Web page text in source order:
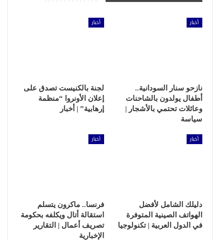
أخبار
نازحو سنار السودانية..
أطفال يولدون بالشاحنات
وعائلات تحتمي بالأشجار |
سياسة
أخبار
لجنة بالكنيست تصدق على
إعلان الأونروا “منظمة
إرهابية” | أخبار
أخبار
دليلك الشامل لأفضل
الهواتف الصينية المتوفرة
في الدول العربية | تكنولوجيا
أخبار
فرنسا.. ماكرون يتسلم
استقالة أتال ويكلفه بحكومة
تصريف أعمال | التقارير
الإخبارية